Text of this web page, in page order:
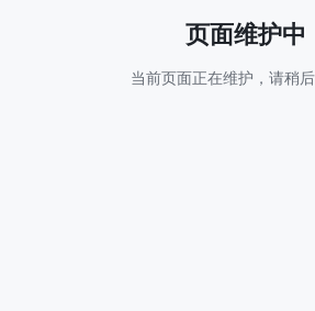
页面维护中
当前页面正在维护，请稍后